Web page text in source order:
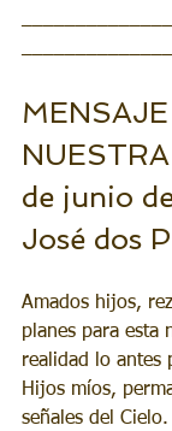
de junio
José dos
Amados hijos,
planes para esta
realidad lo antes
Hijos míos,
señales del